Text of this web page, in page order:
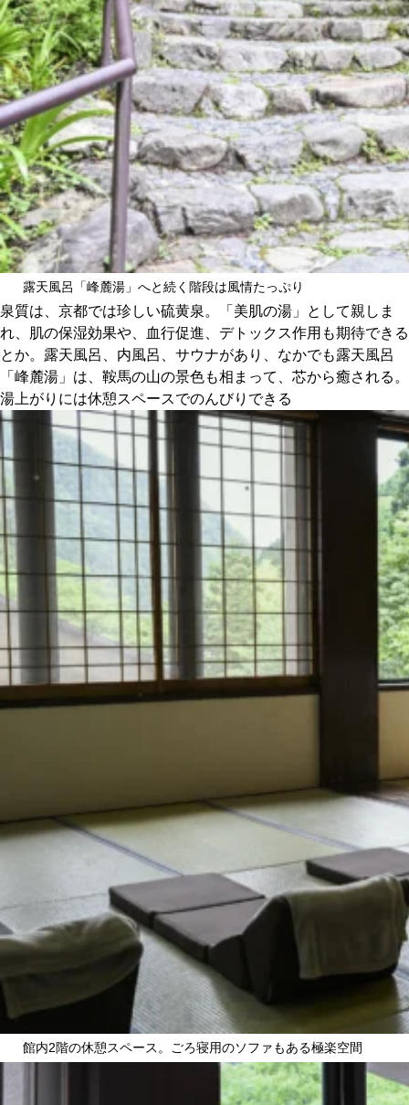
露天風呂「峰麓湯」へと続く階段は風情たっぷり
泉質は、京都では珍しい硫黄泉。「美肌の湯」として親しま
れ、肌の保湿効果や、血行促進、デトックス作用も期待できる
とか。露天風呂、内風呂、サウナがあり、なかでも露天風呂
「峰麓湯」は、鞍馬の山の景色も相まって、芯から癒される。
湯上がりには休憩スペースでのんびりできる
館内2階の休憩スペース。ごろ寝用のソファもある極楽空間